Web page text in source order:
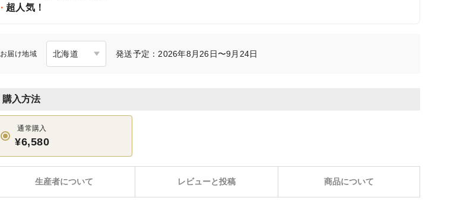
超人気！
お届け地域 発送予定：2026年8月26日〜9月24日
購入方法
通常購入
¥6,580
レビューと投稿 商品について
生産者について